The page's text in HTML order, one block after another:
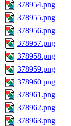
378954.png
378955.png
378956.png
378957.png
378958.png
378959.png
378960.png
378961.png
378962.png
378963.png